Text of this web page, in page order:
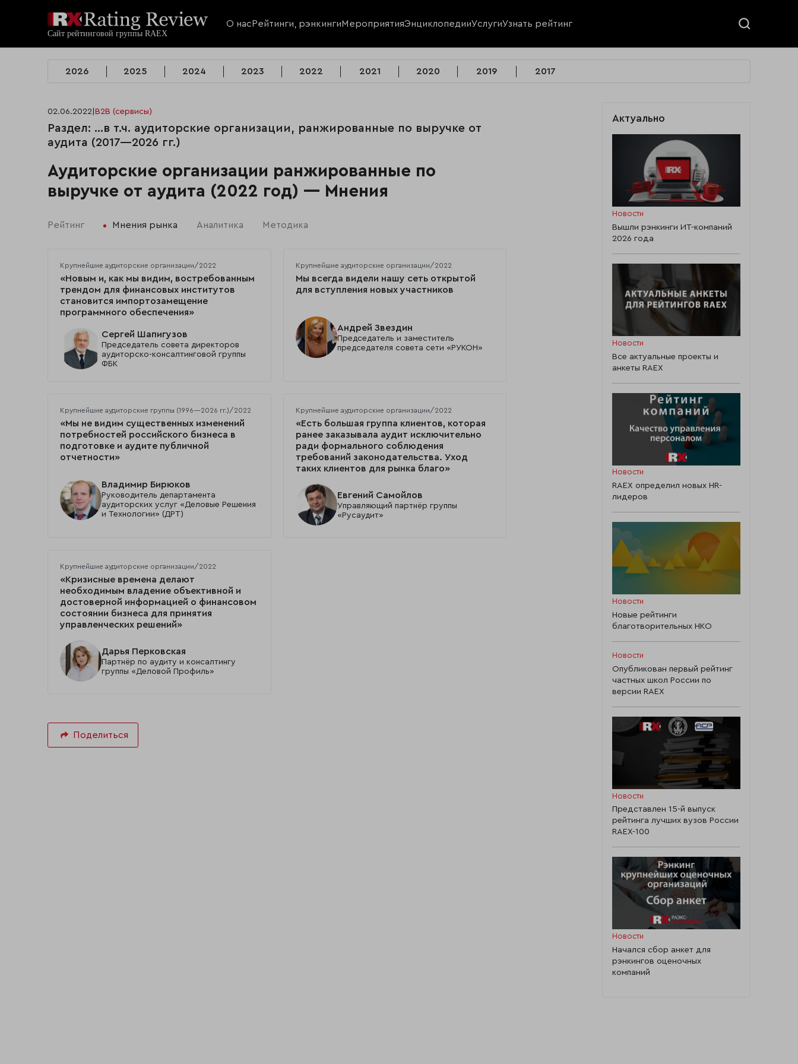
О нас Рейтинги, рэнкингиМероприятияЭнциклопедииУслугиУзнать рейтинг
2026 2025 2024 2023 2022 2021 2020 2019 2017
02.06.2022 B2B (сервисы)
Раздел: …в т.ч. аудиторские организации, ранжированные по выручке от
аудита (2017—2026 гг.)
Аудиторские организации ранжированные по
выручке от аудита (2022 год) — Мнения
Рейтинг Мнения рынка Аналитика Методика
Крупнейшие аудиторские организации/2022
«Новым и, как мы видим, востребованным
трендом для финансовых институтов
становится импортозамещение
программного обеспечения»
Сергей Шапигузов
Председатель совета директоров
аудиторско-консалтинговой группы
ФБК
Крупнейшие аудиторские организации/2022
Мы всегда видели нашу сеть открытой
для вступления новых участников
Андрей Звездин
Председатель и заместитель
председателя совета сети «РУКОН»
Крупнейшие аудиторские группы (1996—2026 гг.)/2022
«Мы не видим существенных изменений
потребностей российского бизнеса в
подготовке и аудите публичной
отчетности»
Владимир Бирюков
Руководитель департамента
аудиторских услуг «Деловые Решения
и Технологии» (ДРТ)
Крупнейшие аудиторские организации/2022
«Есть большая группа клиентов, которая
ранее заказывала аудит исключительно
ради формального соблюдения
требований законодательства. Уход
таких клиентов для рынка благо»
Евгений Самойлов
Управляющий партнёр группы
«Русаудит»
Крупнейшие аудиторские организации/2022
«Кризисные времена делают
необходимым владение объективной и
достоверной информацией о финансовом
состоянии бизнеса для принятия
управленческих решений»
Дарья Перковская
Партнёр по аудиту и консалтингу
группы «Деловой Профиль»
Поделиться
Актуально
Новости
Вышли рэнкинги ИТ-компаний
2026 года
Новости
Все актуальные проекты и
анкеты RAEX
Новости
RAEX определил новых HR-
лидеров
Новости
Новые рейтинги
благотворительных НКО
Новости
Опубликован первый рейтинг
частных школ России по
версии RAEX
Новости
Представлен 15-й выпуск
рейтинга лучших вузов России
RAEX-100
Новости
Начался сбор анкет для
рэнкингов оценочных
компаний